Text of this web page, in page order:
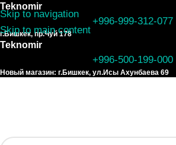
Skip to navigation
Skip to main content
Teknomir
+996-999-312-077
г.Бишкек, пр.Чуй 178
Teknomir
+996-500-199-000
Новый магазин: г.Бишкек, ул.Исы Ахунбаева 69